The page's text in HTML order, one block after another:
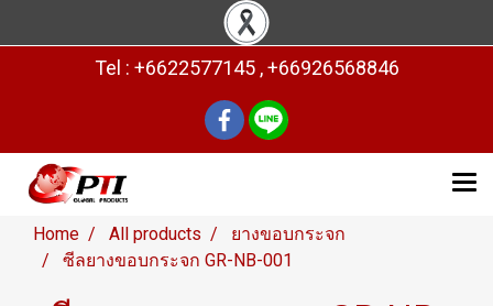
Tel : +6622577145 , +66926568846
Home All products
ยางขอบกระจก
ซีลยางขอบกระจก GR-NB-001